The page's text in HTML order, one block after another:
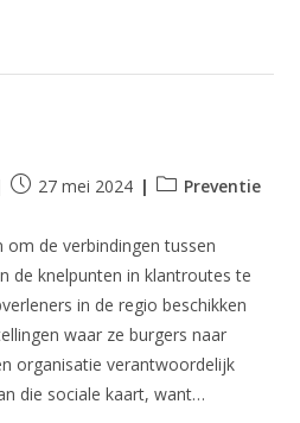
Bericht27 mei 2024 Berichtcategorie:
Preventie
om de verbindingen tussen
de knelpunten in klantroutes te
in de regio beschikken
waar ze burgers naar
organisatie verantwoordelijk
die sociale kaart, want…